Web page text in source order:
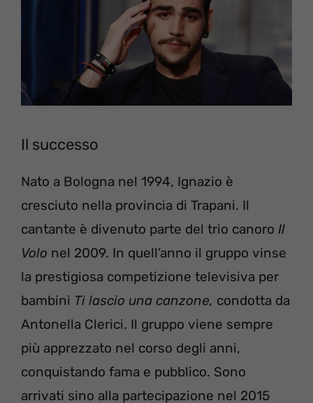
Il successo
Nato a Bologna nel 1994, Ignazio è
cresciuto nella provincia di Trapani. Il
cantante è divenuto parte del trio canoro Il
Volo nel 2009. In quell’anno il gruppo vinse
la prestigiosa competizione televisiva per
bambini Ti lascio una canzone, condotta da
Antonella Clerici. Il gruppo viene sempre
più apprezzato nel corso degli anni,
conquistando fama e pubblico. Sono
arrivati sino alla partecipazione nel 2015